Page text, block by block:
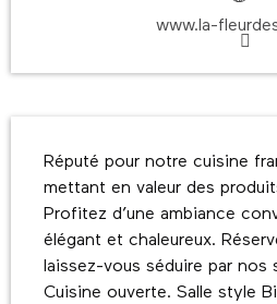
www.la-
Réputé pour notre cuisine
mettant en valeur des
Profitez d’une ambiance
élégant et chaleureux.
laissez-vous séduire par nos
Cuisine ouverte. Salle style